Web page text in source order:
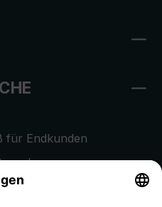
für Endkunden